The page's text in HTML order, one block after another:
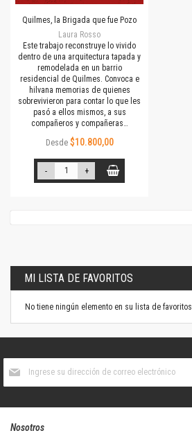
Quilmes, la Brigada que fue Pozo
Laura Rosso
Este trabajo reconstruye lo vivido
dentro de una arquitectura tapada y
remodelada en un barrio
residencial de Quilmes. Convoca e
hilvana memorias de quienes
sobrevivieron para contar lo que les
pasó a ellos mismos, a sus
compañeros y compañeras…
Desde $10.800,00
- +
MI LISTA DE FAVORITOS
No tiene ningún elemento en su lista de favoritos.
boletín
Nosotros